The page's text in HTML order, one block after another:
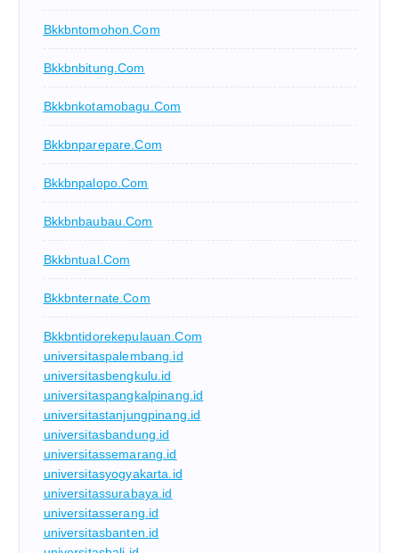
Bkkbntomohon.com
Bkkbnbitung.com
Bkkbnkotamobagu.com
Bkkbnparepare.com
Bkkbnpalopo.com
Bkkbnbaubau.com
Bkkbntual.com
Bkkbnternate.com
Bkkbntidorekepulauan.com
universitaspalembang.id
universitasbengkulu.id
universitaspangkalpinang.id
universitastanjungpinang.id
universitasbandung.id
universitassemarang.id
universitasyogyakarta.id
universitassurabaya.id
universitasserang.id
universitasbanten.id